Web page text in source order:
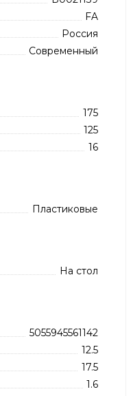
FA
Россия
Современный
175
125
16
Пластиковые
На стол
5055945561142
12.5
17.5
1.6